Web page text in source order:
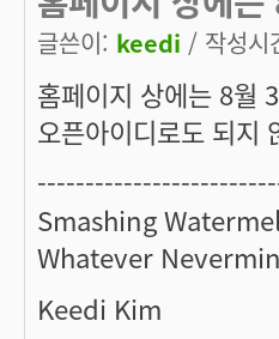
글쓴이: keedi / 작성
홈페이지 상에는 8월
오픈아이디로도 되지
Smashing
Whatever
Keedi Kim